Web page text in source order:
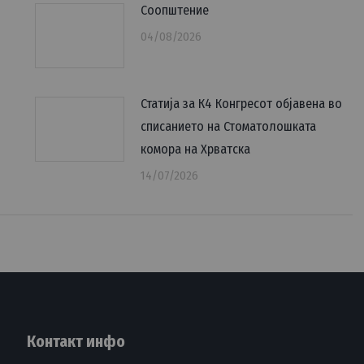
Соопштение
04/08/2026
Статија за К4 Конгресот објавена во
списанието на Стоматолошката
комора на Хрватска
14/07/2026
Контакт инфо